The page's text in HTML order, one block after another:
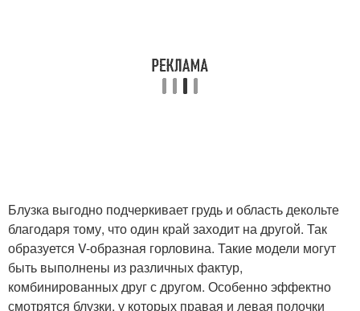
Блузка выгодно подчеркивает грудь и область декольте
благодаря тому, что один край заходит на другой. Так
образуется V-образная горловина. Такие модели могут
быть выполнены из различных фактур,
комбинированных друг с другом. Особенно эффектно
смотрятся блузки, у которых правая и левая полочки